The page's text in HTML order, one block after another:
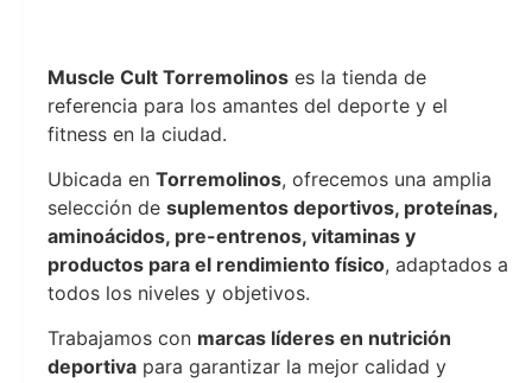
Muscle Cult Torremolinos es la tienda de
referencia para los amantes del deporte y el
fitness en la ciudad.
Ubicada en Torremolinos, ofrecemos una amplia
selección de suplementos deportivos, proteínas,
aminoácidos, pre-entrenos, vitaminas y
productos para el rendimiento físico, adaptados a
todos los niveles y objetivos.
Trabajamos con marcas líderes en nutrición
deportiva para garantizar la mejor calidad y